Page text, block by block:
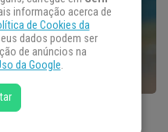
desde os tempos
informação acerca de
de Cookies da
dados podem ser
de anúncios na
da Google.